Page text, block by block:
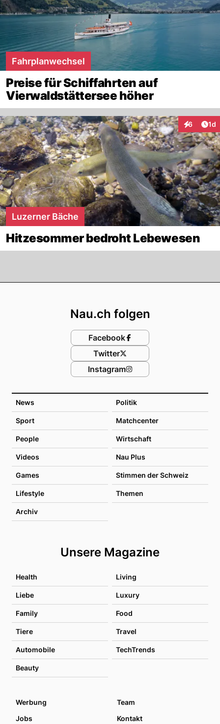
Fahrplanwechsel
Preise für Schiffahrten auf
Vierwaldstättersee höher
6 1d
Luzerner Bäche
Hitzesommer bedroht Lebewesen
News Politik
Sport Matchcenter
People Wirtschaft
Videos Nau Plus
Games Stimmen der Schweiz
Lifestyle Themen
Archiv
Unsere Magazine
Health Living
Liebe Luxury
Family Food
Tiere Travel
Automobile TechTrends
Beauty
Nau.ch folgen
Facebook
Twitter
Instagram
Werbung
Team
Jobs
Kontakt